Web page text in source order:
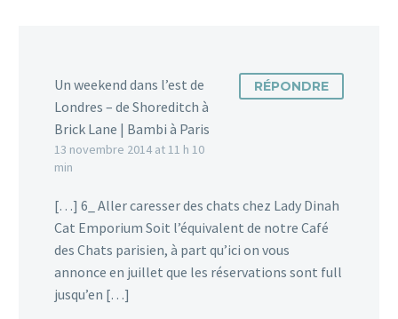
17
particuliers
Vous ne pouvez (ou ne
souhaitez) pas emmener
votre chat ou votre
pourrait…
4
Un weekend dans l’est de
Londres – de Shoreditch à
Brick Lane | Bambi à Paris
13 novembre 2014 at 11 h 10
min
RÉPONDRE
[…] 6_ Aller caresser des chats chez Lady Dinah
Cat Emporium Soit l’équivalent de notre Café
des Chats parisien, à part qu’ici on vous
annonce en juillet que les réservations sont full
jusqu’en […]